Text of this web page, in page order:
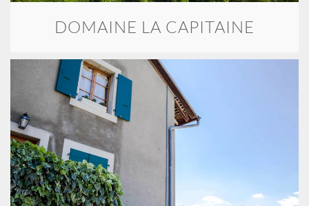
DOMAINE LA CAPITAINE